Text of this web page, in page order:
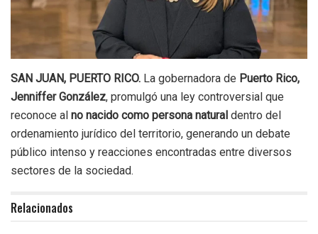
SAN JUAN, PUERTO RICO. La gobernadora de Puerto Rico,
Jenniffer González, promulgó una ley controversial que
reconoce al no nacido como persona natural dentro del
ordenamiento jurídico del territorio, generando un debate
público intenso y reacciones encontradas entre diversos
sectores de la sociedad.
Relacionados